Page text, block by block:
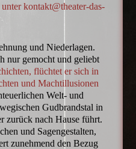
kontakt@theater-das-
und Niederlagen.
nur gemocht und geliebt
flüchtet er sich in
und Machtillusionen
Welt- und
Gudbrandstal in
zurück nach Hause führt.
und Sagengestalten,
zunehmend den Bezug